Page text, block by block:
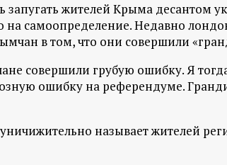
запугать жителей Крыма десантом
на самоопределение. Недавно
в том, что они совершили
совершили грубую ошибку. Я
ошибку на референдуме.
называет жителей